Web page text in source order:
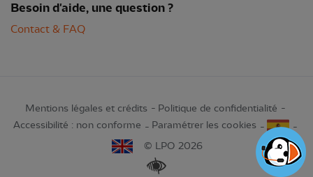
Besoin d'aide, une question ?
Contact & FAQ
Mentions légales et crédits
Politique de confidentialité
Accessibilité : non conforme
Paramétrer les cookies
© LPO 2026